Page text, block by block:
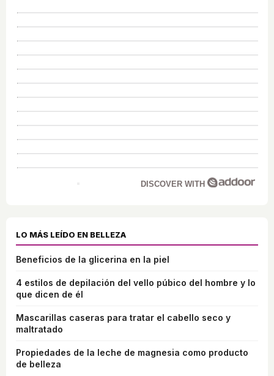
DISCOVER WITH
LO MÁS LEÍDO EN BELLEZA
Beneficios de la glicerina en la piel
4 estilos de depilación del vello púbico del hombre y lo
que dicen de él
Mascarillas caseras para tratar el cabello seco y
maltratado
Propiedades de la leche de magnesia como producto
de belleza